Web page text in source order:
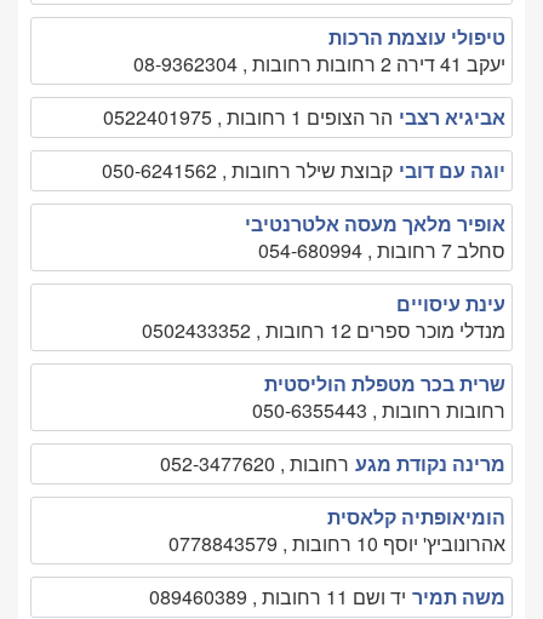
טיפולי עוצמת הרכות
יעקב 41 דירה 2 רחובות רחובות , 08-9362304
אביגיא רצבי הר הצופים 1 רחובות , 0522401975
יוגה עם דובי קבוצת שילר רחובות , 050-6241562
אופיר מלאך מעסה אלטרנטיבי
סחלב 7 רחובות , 054-680994
עינת עיסויים
מנדלי מוכר ספרים 12 רחובות , 0502433352
שרית בכר מטפלת הוליסטית
רחובות רחובות , 050-6355443
מרינה נקודת מגע רחובות , 052-3477620
הומיאופתיה קלאסית
אהרונוביץ' יוסף 10 רחובות , 0778843579
משה תמיר יד ושם 11 רחובות , 089460389